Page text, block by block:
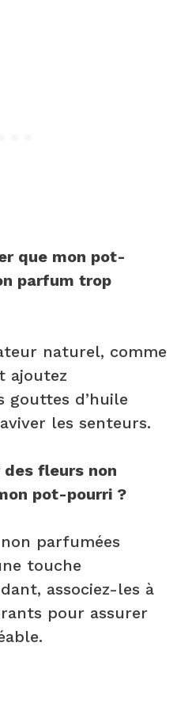
que mon pot-
parfum trop
naturel, comme
ajoutez
gouttes d’huile
les senteurs.
fleurs non
pot-pourri ?
parfumées
touche
associez-les à
pour assurer